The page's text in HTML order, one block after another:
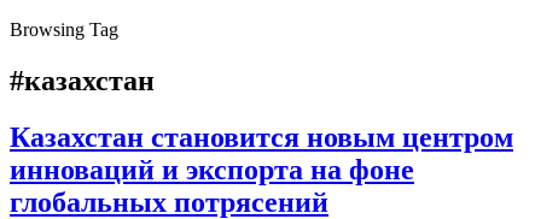
Browsing Tag
#казахстан
Казахстан становится новым центром
инноваций и экспорта на фоне
глобальных потрясений